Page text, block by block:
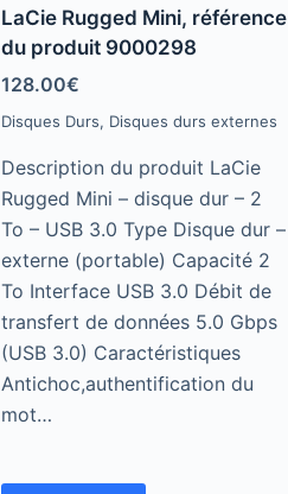
a
t
e
d
0
o
t
f
5
LaCie Rugged Mini, référence
du produit 9000298
128.00€
Disques Durs, Disques durs externes
Description du produit LaCie
Rugged Mini – disque dur – 2
To – USB 3.0 Type Disque dur –
externe (portable) Capacité 2
To Interface USB 3.0 Débit de
transfert de données 5.0 Gbps
(USB 3.0) Caractéristiques
Antichoc,authentification du
mot…